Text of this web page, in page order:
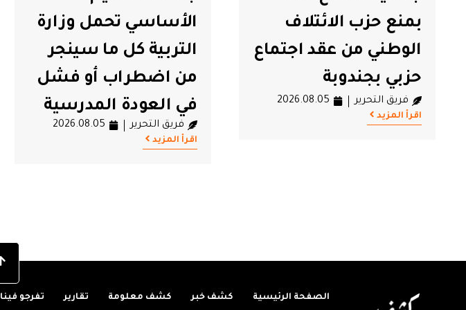
#جندوبة #حزب الائتلاف الوطني
بمنع حزب الائتلاف
الوطني من عقد اجتماع
حزبي بجندوبة
فريق التحرير 2026.08.05
اقرأ المزيد
الأساسي تحمل وزارة
التربية كل ما سينجر
من اضطراب أو فشل
في العودة المدرسية
فريق التحرير 2026.08.05
اقرأ المزيد
الصفحة الرئيسية كشف خبر كشف معلومة تقارير تفرجو فينا